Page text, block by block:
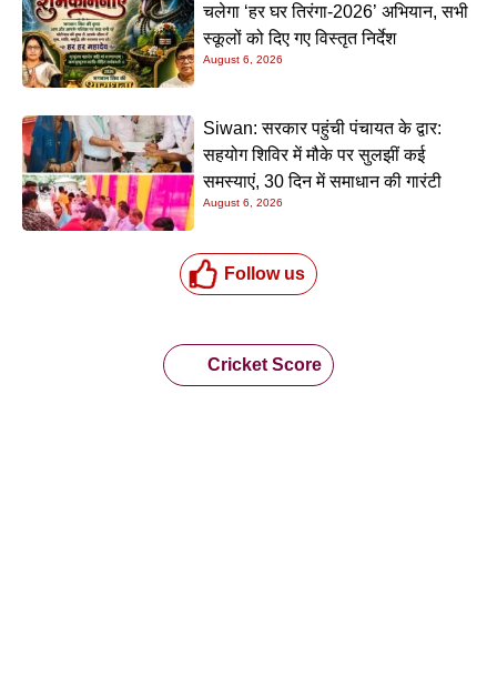
चलेगा ‘हर घर तिरंगा-2026’ अभियान, सभी
स्कूलों को दिए गए विस्तृत निर्देश
August 6, 2026
Siwan: सरकार पहुंची पंचायत के द्वार:
सहयोग शिविर में मौके पर सुलझीं कई
समस्याएं, 30 दिन में समाधान की गारंटी
August 6, 2026
Follow us
Cricket Score